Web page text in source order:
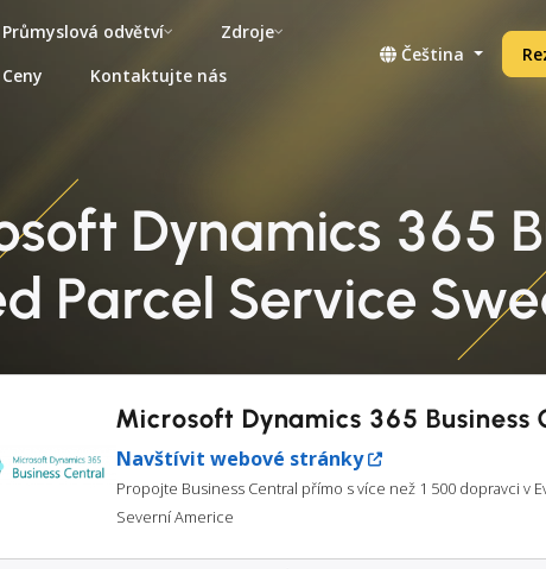
Průmyslová odvětví
Zdroje
Ceny
Kontaktujte nás
Čeština
Dynamics 365
Parcel Service
Microsoft Dynamics 365 Business
Navštívit webové stránky
Propojte Business Central přímo s více než 1 500 dopravci v
Severní Americe